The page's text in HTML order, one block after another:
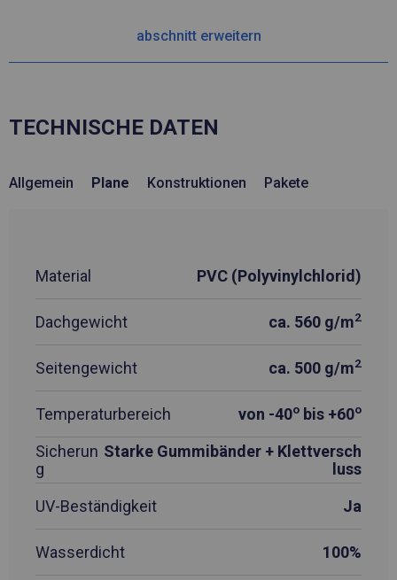
abschnitt erweitern
TECHNISCHE DATEN
Allgemein Plane Konstruktionen Pakete
Material PVC (Polyvinylchlorid)
Dachgewicht ca. 560 g/m2
Seitengewicht ca. 500 g/m2
Temperaturbereich von -40o bis +60o
Sicherun
g
Starke Gummibänder + Klettversch
luss
UV-Beständigkeit
Ja
Wasserdicht 100%